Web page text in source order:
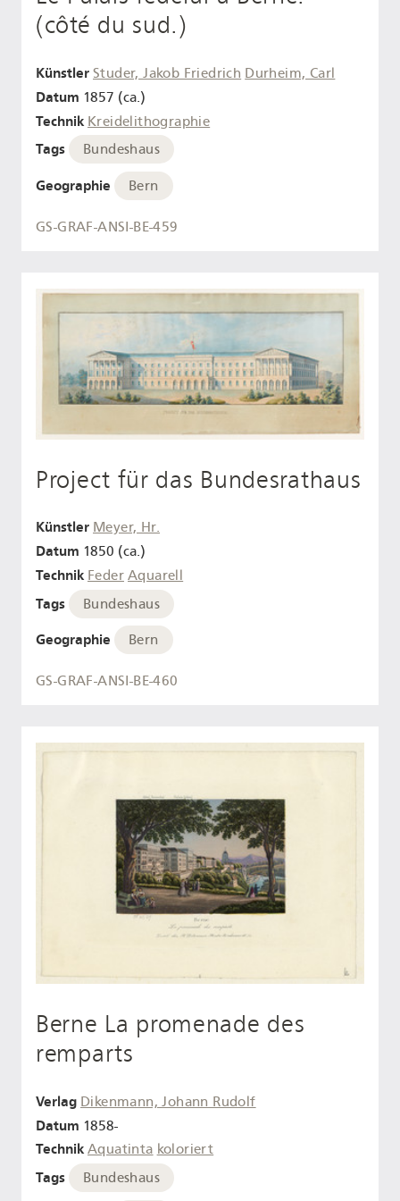
(côté du sud.)
Künstler Studer, Jakob Friedrich Durheim, Carl
Datum 1857 (ca.)
Technik Kreidelithographie
Tags Bundeshaus
Geographie Bern
GS-GRAF-ANSI-BE-459
Project für das Bundesrathaus
Künstler Meyer, Hr.
Datum 1850 (ca.)
Technik Feder Aquarell
Tags Bundeshaus
Geographie Bern
GS-GRAF-ANSI-BE-460
Berne La promenade des
remparts
Verlag Dikenmann, Johann Rudolf
Datum 1858-
Technik Aquatinta koloriert
Tags Bundeshaus